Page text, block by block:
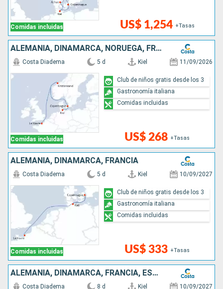
Comidas incluidas US$ 1,254 +Tasas
ALEMANIA, DINAMARCA, NORUEGA, FRANCIA
Comidas incluidas
Costa Diadema 5 d Kiel 11/09/2026
US$ 268 +Tasas
Club de niños gratis desde los 3
Gastronomía italiana
Comidas incluidas
ALEMANIA, DINAMARCA, FRANCIA
Comidas incluidas
Costa Diadema 5 d Kiel 10/09/2027
US$ 333 +Tasas
Club de niños gratis desde los 3
Gastronomía italiana
Comidas incluidas
ALEMANIA, DINAMARCA, FRANCIA, ESPAÑA, PORTUGAL
Costa Diadema 8 d Kiel 10/09/2027